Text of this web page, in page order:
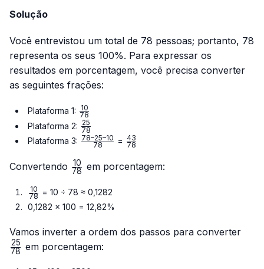
Solução
Você entrevistou um total de 78 pessoas; portanto, 78
representa os seus 100%. Para expressar os
resultados em porcentagem, você precisa converter
as seguintes frações:
Plataforma 1: \frac{10}
{78}
78
10
Plataforma 2: \frac{25}
{78}
78
25
Plataforma 3: \frac{78
10}{78}
78
78–25–10 = \frac{43}
78
43
Convertendo \frac{10}
78
10 em porcentagem:
\frac{10}
{78}
78
10
= 10 ÷ 78 ≈ 0,1282
0,1282 × 100 = 12,82%
Vamos inverter a ordem dos passos para converter
78
25 em porcentagem: